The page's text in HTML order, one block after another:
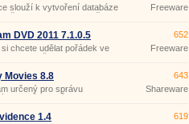
slouží k vytvoření databáze
vašich CD, DVD, disket či
disků nebo dokonce
Freeware
DVD 2011 7.1.0.5
si chcete udělat pořádek ve
filmech a vždy snadno
zrovna půjčený Váš film je tu
Vás nový Seznam DVD
652
Freeware
Movies 8.8
určený pro správu
archívu filmů na DVD
643
Shareware
1.4
619